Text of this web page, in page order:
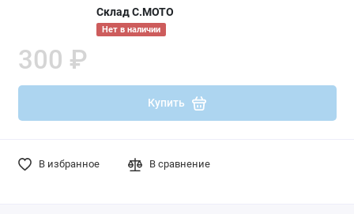
Склад С.МОТО
Нет в наличии
300 ₽
Купить
В избранное В сравнение